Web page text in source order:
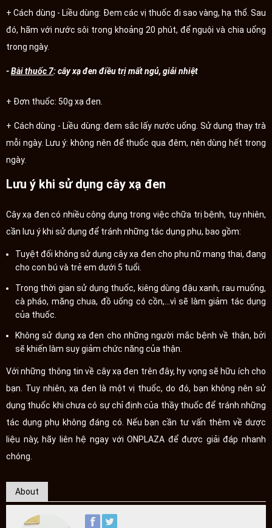
+ Cách dùng - Liều dùng: Đem các vị thuốc đi sao vàng, hạ thổ. Sau
đó, hãm với nước sôi trong khoảng 20 phút, để nguội và chia uống
trong ngày.
-Bài thuốc 7: cây xạ đen điều trị mất ngủ, giải nhiệt
+ Đơn thuốc: 50g xạ đen.
+ Cách dùng - Liều dùng: đem sắc lấy nước uống. Sử dụng thay trà
mỗi ngày. Lưu ý: không nên để thuốc qua đêm, nên dùng hết trong
ngày.
Lưu ý khi sử dụng cây xạ đen
Cây xạ đen có nhiều công dụng trong việc chữa trị bệnh, tuy nhiên,
cần lưu ý khi sử dụng để tránh những tác dụng phụ, bao gồm:
Tuyệt đối không sử dụng cây xạ đen cho phụ nữ mang thai, đang
cho con bú và trẻ em dưới 5 tuổi.
Trong thời gian sử dụng thuốc, kiêng dùng đậu xanh, rau muống,
cà pháo, măng chua, đồ uống có cồn,...vì sẽ làm giảm tác dụng
của thuốc.
Không sử dụng xạ đen cho những người mắc bệnh về thận, bởi
sẽ khiến làm suy giảm chức năng của thận.
Với những thông tin về cây xạ đen trên đây, hy vọng sẽ hữu ích cho
bạn. Tuy nhiên, xạ đen là một vị thuốc, do đó, bạn không nên sử
dụng thuốc khi chưa có sự chỉ định của thầy thuốc để tránh những
tác dụng phụ không đáng có. Nếu bạn cần tư vấn thêm về dược
liệu này, hãy liên hệ ngay với ONPLAZA để được giải đáp nhanh
chóng.
About